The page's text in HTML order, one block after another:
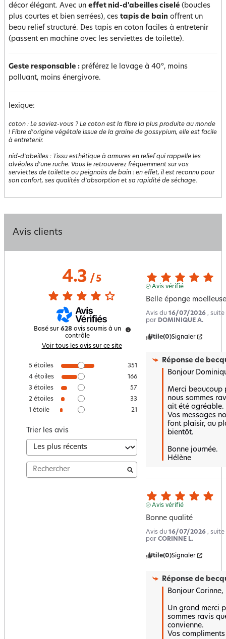
décor élégant. Avec un effet nid-d'abeilles ciselé (boucles
plus courtes et bien serrées), ces tapis de bain offrent un
beau relief structuré. Des tapis en coton faciles à entretenir
(passent en machine avec les serviettes de toilette).
Geste responsable : préférez le lavage à 40°, moins
polluant, moins énergivore.
lexique:
coton : Le saviez-vous ? Le coton est la fibre la plus produite au monde
! Fibre d'origine végétale issue de la graine de gossypium, elle est facile
à entretenir.
nid-d'abeilles : Tissu esthétique à armures en relief qui rappelle les
alvéoles d'une ruche. Vous le retrouverez fréquemment sur vos
serviettes de toilette ou peignoirs de bain : en effet, il est reconnu pour
son confort, ses qualités d'absorption et sa rapidité de séchage.
Avis clients
4.3/ 5
Basé sur 628 avis soumis à un
contrôle
Voir tous les avis sur ce site
5 étoiles
351
4 étoiles
166
3 étoiles
57
2 étoiles
33
1 étoile 21
Trier les avis
Avis vérifié
Belle éponge moelleuse
Avis du 16/07/2026 , suite
par DOMINIQUE A.
Utile(0)Signaler
Réponse de
Bonjour
Merci beaucoup
nous sommes
ait été
Vos messages
font plaisir, au
bientôt.
Bonne journée.
Hélène
Avis vérifié
Bonne qualité
Avis du 16/07/2026 , suite
par CORINNE L.
Utile(0)Signaler
Réponse de
Bonjour Corinne,
Un grand merci
sommes ravis
convienne.
Vos